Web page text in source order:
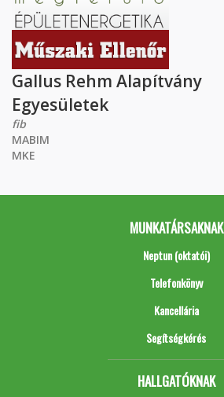
Gallus Rehm Alapítvány
Egyesületek
fib
MABIM
MKE
MUNKATÁRSAKNAK
Neptun (oktatói)
Telefonkönyv
Kancellária
Segítségkérés
HALLGATÓKNAK